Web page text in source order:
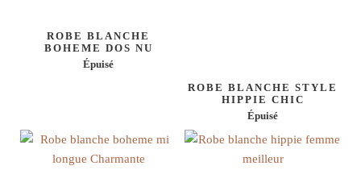
ROBE BLANCHE
BOHEME DOS NU
Épuisé
ROBE BLANCHE STYLE
HIPPIE CHIC
Épuisé